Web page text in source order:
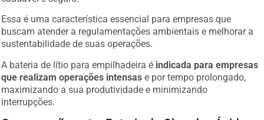
buscam atender a regulamentações ambientais e melhorar a
sustentabilidade de suas operações.
que realizam operações intensase por tempo prolongado,
maximizando a sua produtividade e minimizando
interrupções.
Comparação entre Bateria de Chumbo-Ácido e